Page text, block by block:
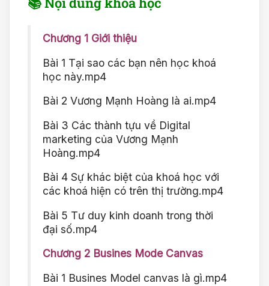
Chương 1 Giới thiệu
Bài 1 Tại sao các bạn nên học khoá
học này.mp4
Bài 2 Vương Mạnh Hoàng là ai.mp4
Bài 3 Các thành tựu về Digital
marketing của Vương Mạnh
Hoàng.mp4
Bài 4 Sự khác biệt của khoá học với
các khoá hiện có trên thị trường.mp4
Bài 5 Tư duy kinh doanh trong thời
đại số.mp4
Chương 2 Busines Mode Canvas
Bài 1 Busines Model canvas là gì.mp4